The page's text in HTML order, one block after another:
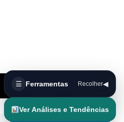
☰ Ferramentas Recolher◀
Ver Análises e Tendências